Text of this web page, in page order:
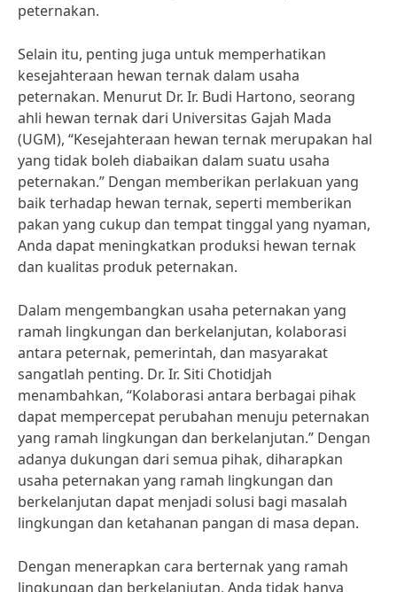
peternakan.
Selain itu, penting juga untuk memperhatikan
kesejahteraan hewan ternak dalam usaha
peternakan. Menurut Dr. Ir. Budi Hartono, seorang
ahli hewan ternak dari Universitas Gajah Mada
(UGM), “Kesejahteraan hewan ternak merupakan hal
yang tidak boleh diabaikan dalam suatu usaha
peternakan.” Dengan memberikan perlakuan yang
baik terhadap hewan ternak, seperti memberikan
pakan yang cukup dan tempat tinggal yang nyaman,
Anda dapat meningkatkan produksi hewan ternak
dan kualitas produk peternakan.
Dalam mengembangkan usaha peternakan yang
ramah lingkungan dan berkelanjutan, kolaborasi
antara peternak, pemerintah, dan masyarakat
sangatlah penting. Dr. Ir. Siti Chotidjah
menambahkan, “Kolaborasi antara berbagai pihak
dapat mempercepat perubahan menuju peternakan
yang ramah lingkungan dan berkelanjutan.” Dengan
adanya dukungan dari semua pihak, diharapkan
usaha peternakan yang ramah lingkungan dan
berkelanjutan dapat menjadi solusi bagi masalah
lingkungan dan ketahanan pangan di masa depan.
Dengan menerapkan cara berternak yang ramah
lingkungan dan berkelanjutan, Anda tidak hanya